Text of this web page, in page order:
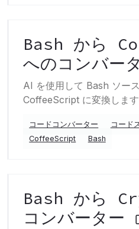
Bash から
へのコンバー
AI を使用して Bash ソー
CoffeeScript に変換します
コードコンバーター コード
CoffeeScript
Bash
Bash から
コンバーター